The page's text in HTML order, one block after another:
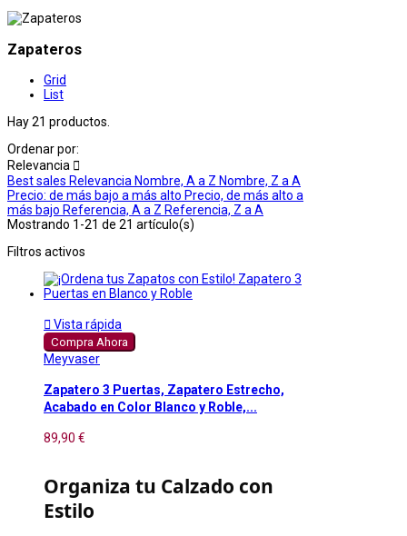
Zapateros
Grid
List
Hay 21 productos.
Ordenar por:
Relevancia 
Best sales Relevancia Nombre, A a Z Nombre, Z a A
Precio: de más bajo a más alto Precio, de más alto a
más bajo Referencia, A a Z Referencia, Z a A
Mostrando 1-21 de 21 artículo(s)
Filtros activos
 Vista rápida
Compra Ahora
Meyvaser
Zapatero 3 Puertas, Zapatero Estrecho,
Acabado en Color Blanco y Roble,...
89,90 €
Organiza tu Calzado con
Estilo